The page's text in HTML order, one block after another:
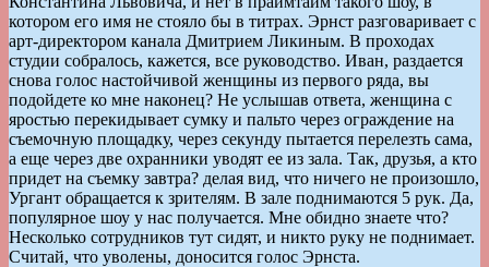
котором его имя не стояло бы в титрах. Эрнст разговаривает с
арт-директором канала Дмитрием Ликиным. В проходах
студии собралось, кажется, все руководство. Иван, раздается
снова голос настойчивой женщины из первого ряда, вы
подойдете ко мне наконец? Не услышав ответа, женщина с
яростью перекидывает сумку и пальто через ограждение на
съемочную площадку, через секунду пытается перелезть сама,
а еще через две охранники уводят ее из зала. Так, друзья, а кто
придет на съемку завтра? делая вид, что ничего не произошло,
Ургант обращается к зрителям. В зале поднимаются 5 рук. Да,
популярное шоу у нас получается. Мне обидно знаете что?
Несколько сотрудников тут сидят, и никто руку не поднимает.
Считай, что уволены, доносится голос Эрнста.